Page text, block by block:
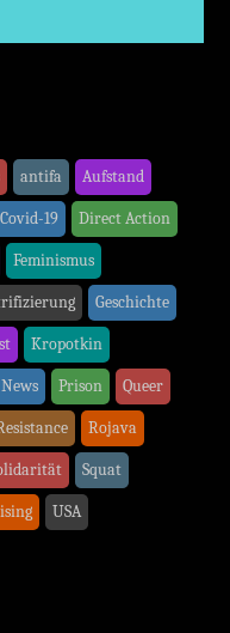
antifa Aufstand
Covid-19 Direct Action
Feminismus
Geschichte
Kropotkin
News Prison Queer
Rojava
Squat
USA